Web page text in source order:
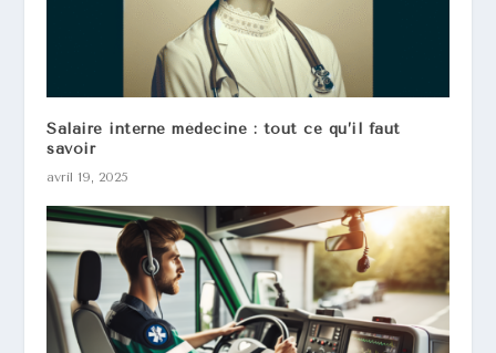
Salaire interne médecine : tout ce qu’il faut
savoir
avril 19, 2025